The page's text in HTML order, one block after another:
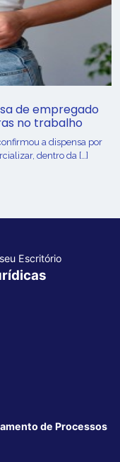
de empregado
no trabalho
a dispensa por
dentro da […]
Escritório
de Processos